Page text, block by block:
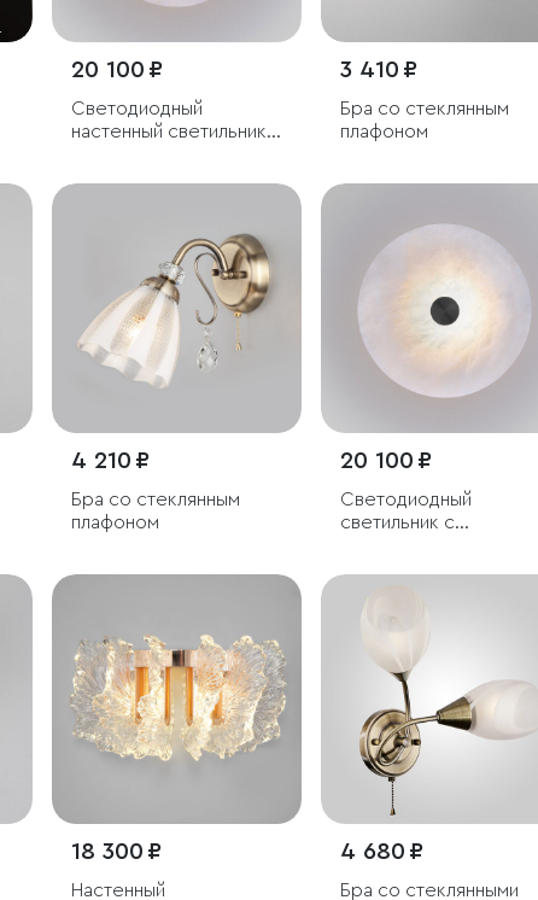
20 100 ₽
Светодиодный
настенный светильник с
3 410 ₽
Бра со стеклянным
плафоном
4 210 ₽
Бра со стеклянным
плафоном
20 100 ₽
Светодиодный
светильник с
18 300 ₽
Настенный
4 680 ₽
Бра со стеклянными